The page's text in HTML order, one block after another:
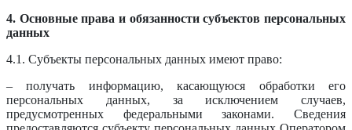
4. Основные права и обязанности субъектов персональных
данных
4.1. Субъекты персональных данных имеют право:
– получать информацию, касающуюся обработки его
персональных данных, за исключением случаев,
предусмотренных федеральными законами. Сведения